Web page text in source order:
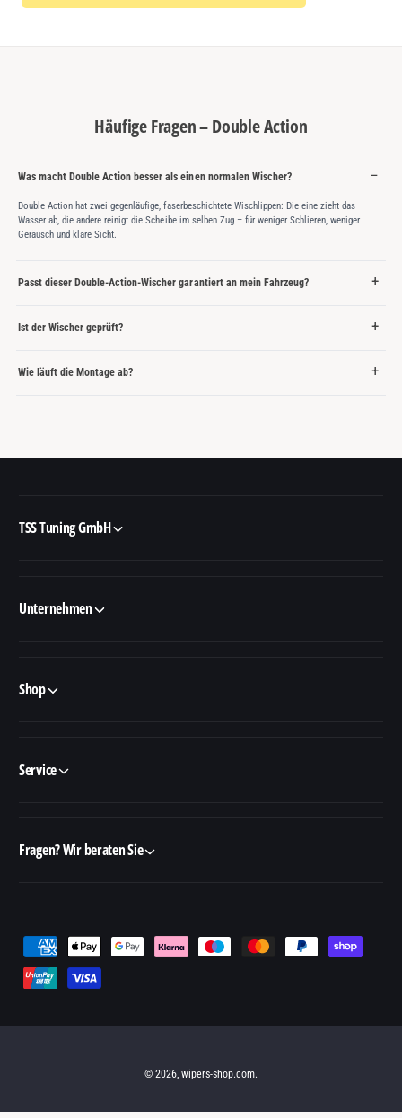
Häufige Fragen – Double Action
Was macht Double Action besser als einen normalen Wischer?
Double Action hat zwei gegenläufige, faserbeschichtete Wischlippen: Die eine zieht das
Wasser ab, die andere reinigt die Scheibe im selben Zug – für weniger Schlieren, weniger
Geräusch und klare Sicht.
Passt dieser Double-Action-Wischer garantiert an mein Fahrzeug?
Ist der Wischer geprüft?
Wie läuft die Montage ab?
TSS Tuning GmbH
Unternehmen
Shop
Service
Fragen? Wir beraten Sie
a
© 2026, wipers-shop.com.